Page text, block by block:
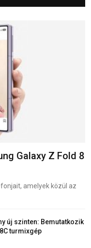
Galaxy Z Fold 8
amelyek közül az
új szinten: Bemutatkozik
turmixgép